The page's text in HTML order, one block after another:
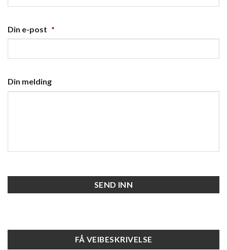
Din e-post *
Din melding
CAPTCHA
FÅ VEIBESKRIVELSE